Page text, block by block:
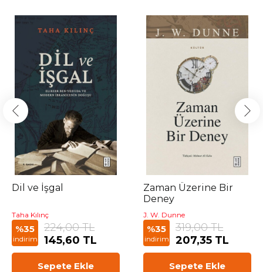
Dil ve İşgal
Taha Kılınç
%35
indirim
224,00 TL
145,60 TL
Sepete Ekle
Zaman Üzerine Bir
Deney
J. W. Dunne
%35
indirim
319,00 TL
207,35 TL
Sepete Ekle